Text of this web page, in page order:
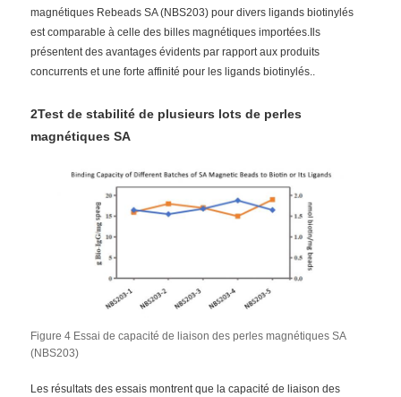
Des kits d'extraction d'ADN / ARN
Purification magnétique de protéine de perles
Perles magnétiques activées en surface
magnétiques Rebeads SA (NBS203) pour divers ligands biotinylés
est comparable à celle des billes magnétiques importées.Ils
présentent des avantages évidents par rapport aux produits
concurrents et une forte affinité pour les ligands biotinylés..
2Test de stabilité de plusieurs lots de perles
magnétiques SA
Figure 4 Essai de capacité de liaison des perles magnétiques SA
(NBS203)
Les résultats des essais montrent que la capacité de liaison des